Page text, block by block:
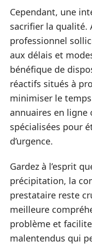
Cependant, une
sacrifier la qualité.
professionnel
aux délais et
bénéfique de
réactifs situés à
minimiser le
annuaires en ligne
spécialisées pour
d’urgence.
Gardez à l’esprit
précipitation, la
prestataire reste
meilleure
problème et
malentendus qui